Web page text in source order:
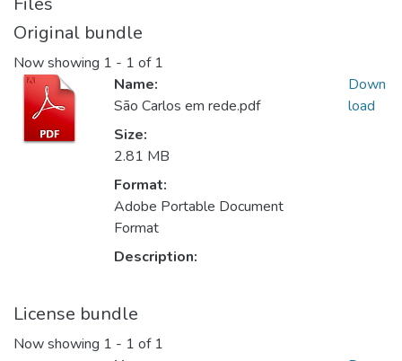
Original bundle
Now showing 1 - 1 of 1
Name:
São Carlos em rede.pdf
Size:
2.81 MB
Format:
Adobe Portable Document
Format
Description:
Down
load
License bundle
Now showing 1 - 1 of 1